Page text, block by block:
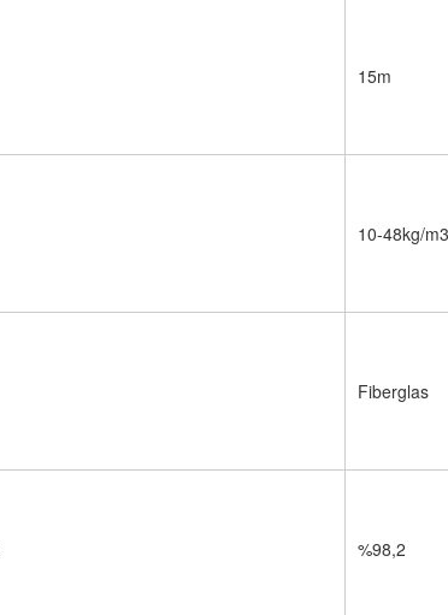
15m
10-48kg/m3
Fiberglas
%98,2